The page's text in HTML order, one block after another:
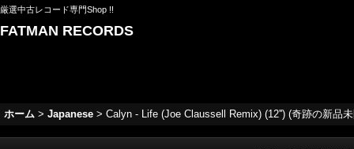
厳選中古レコード専門Shop !!
FATMAN RECORDS
ホーム > Japanese > Calyn - Life (Joe Claussell Remix) (12'') (奇跡の新品